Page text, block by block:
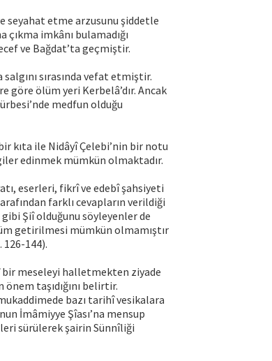
seyahat etme arzusunu şiddetle
imkânı bulamadığı
ve Bağdat’ta geçmiştir.
sırasında vefat etmiştir.
göre ölüm yeri Kerbelâ’dır. Ancak
medfun olduğu
kıta ile Nidâyî Çelebi’nin bir notu
edinmek mümkün olmaktadır.
eserleri, fikrî ve edebî şahsiyeti
farklı cevapların verildiği
Şiî olduğunu söyleyenler de
getirilmesi mümkün olmamıştır
144).
meseleyi halletmekten ziyade
taşıdığını belirtir.
bazı tarihî vesikalara
İmâmiyye Şîası’na mensup
sürülerek şairin Sünnîliği